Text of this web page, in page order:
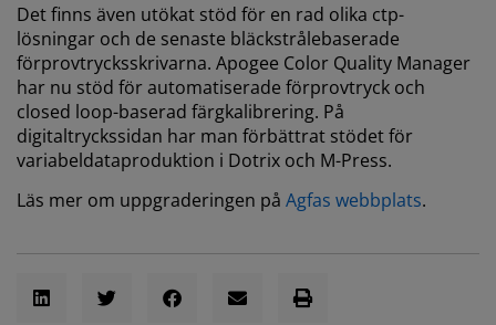
Det finns även utökat stöd för en rad olika ctp-
lösningar och de senaste bläckstrålebaserade
förprovtrycksskrivarna. Apogee Color Quality Manager
har nu stöd för automatiserade förprovtryck och
closed loop-baserad färgkalibrering. På
digitaltryckssidan har man förbättrat stödet för
variabeldataproduktion i Dotrix och M-Press.
Läs mer om uppgraderingen på Agfas webbplats.